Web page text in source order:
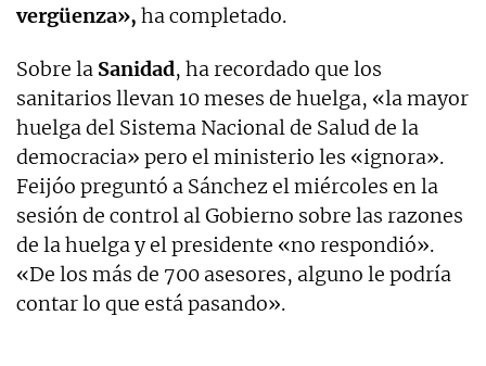
vergüenza», ha completado.
Sobre la Sanidad, ha recordado que los
sanitarios llevan 10 meses de huelga, «la mayor
huelga del Sistema Nacional de Salud de la
democracia» pero el ministerio les «ignora».
Feijóo preguntó a Sánchez el miércoles en la
sesión de control al Gobierno sobre las razones
de la huelga y el presidente «no respondió».
«De los más de 700 asesores, alguno le podría
contar lo que está pasando».